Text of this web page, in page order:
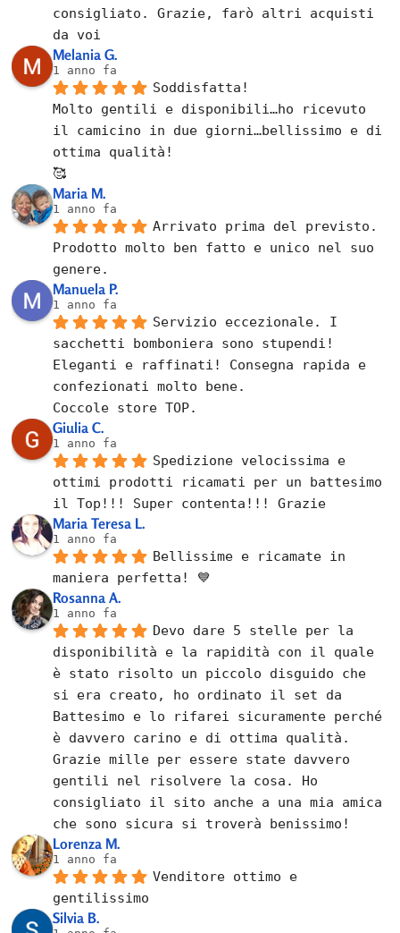
consigliato. Grazie, farò altri acquisti
da voi
Melania G.
1 anno fa
Soddisfatta!
Molto gentili e disponibili…ho ricevuto
il camicino in due giorni…bellissimo e di
ottima qualità!
🥰
Maria M.
1 anno fa
Arrivato prima del previsto.
Prodotto molto ben fatto e unico nel suo
genere.
Manuela P.
1 anno fa
Servizio eccezionale. I
sacchetti bomboniera sono stupendi!
Eleganti e raffinati! Consegna rapida e
confezionati molto bene.
Coccole store TOP.
Giulia C.
1 anno fa
Spedizione velocissima e
ottimi prodotti ricamati per un battesimo
il Top!!! Super contenta!!! Grazie
Maria Teresa L.
1 anno fa
Bellissime e ricamate in
maniera perfetta! 💙
Rosanna A.
1 anno fa
Devo dare 5 stelle per la
disponibilità e la rapidità con il quale
è stato risolto un piccolo disguido che
si era creato, ho ordinato il set da
Battesimo e lo rifarei sicuramente perché
è davvero carino e di ottima qualità.
Grazie mille per essere state davvero
gentili nel risolvere la cosa. Ho
consigliato il sito anche a una mia amica
che sono sicura si troverà benissimo!
Lorenza M.
1 anno fa
Venditore ottimo e
gentilissimo
Silvia B.